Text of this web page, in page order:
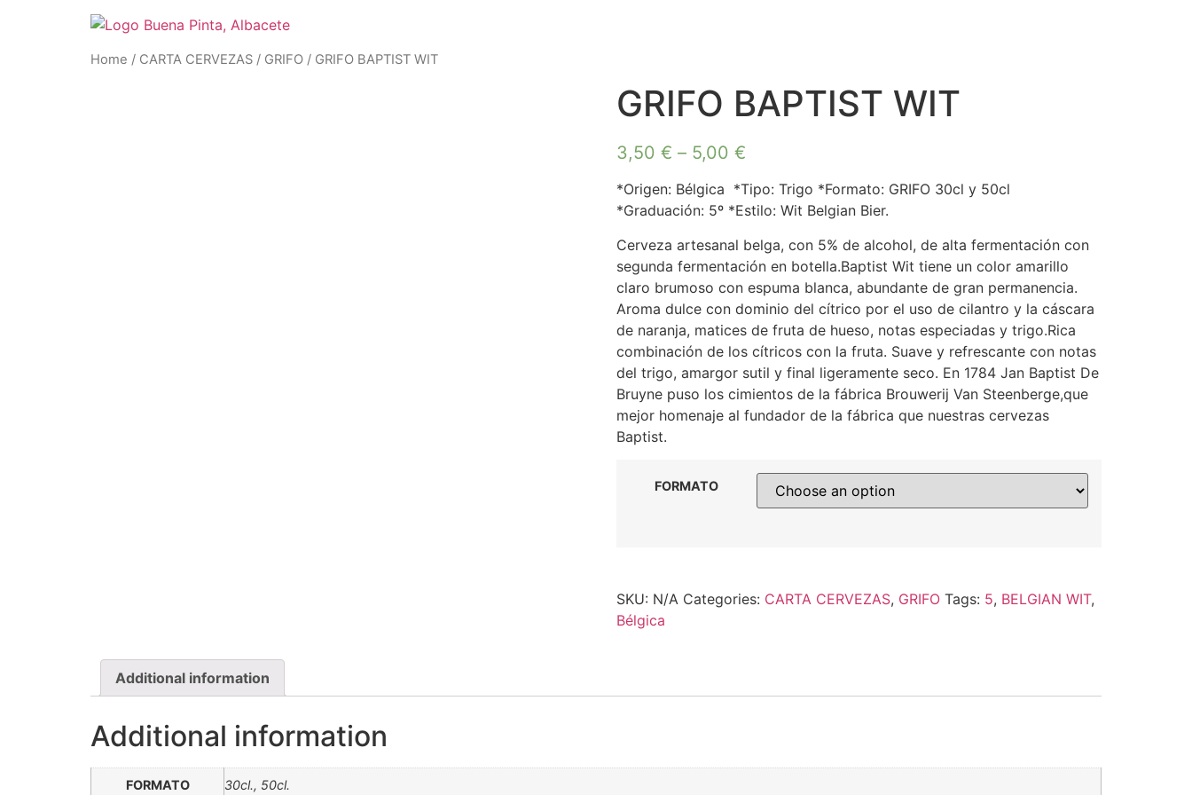
Home / CARTA CERVEZAS / GRIFO / GRIFO BAPTIST WIT
GRIFO BAPTIST WIT
3,50 € – 5,00 €
*Origen: Bélgica *Tipo: Trigo *Formato: GRIFO 30cl y 50cl
*Graduación: 5º *Estilo: Wit Belgian Bier.
Cerveza artesanal belga, con 5% de alcohol, de alta fermentación con
segunda fermentación en botella.Baptist Wit tiene un color amarillo
claro brumoso con espuma blanca, abundante de gran permanencia.
Aroma dulce con dominio del cítrico por el uso de cilantro y la cáscara
de naranja, matices de fruta de hueso, notas especiadas y trigo.Rica
combinación de los cítricos con la fruta. Suave y refrescante con notas
del trigo, amargor sutil y final ligeramente seco. En 1784 Jan Baptist De
Bruyne puso los cimientos de la fábrica Brouwerij Van Steenberge,que
mejor homenaje al fundador de la fábrica que nuestras cervezas
Baptist.
FORMATO
SKU: N/A Categories: CARTA CERVEZAS, GRIFO Tags: 5, BELGIAN WIT,
Bélgica
Additional information
Additional information
FORMATO 30cl., 50cl.